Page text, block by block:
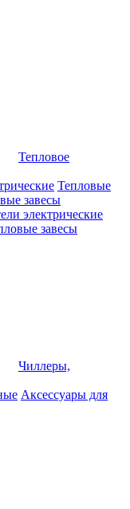
Тепловое
Тепловые
завесы
электрические
завесы
Чиллеры,
Аксессуары для